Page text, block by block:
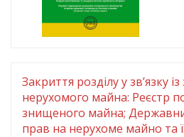
Закриття розділу у зв’язку
нерухомого майна: Реєстр
знищеного майна;
прав на нерухоме майно та